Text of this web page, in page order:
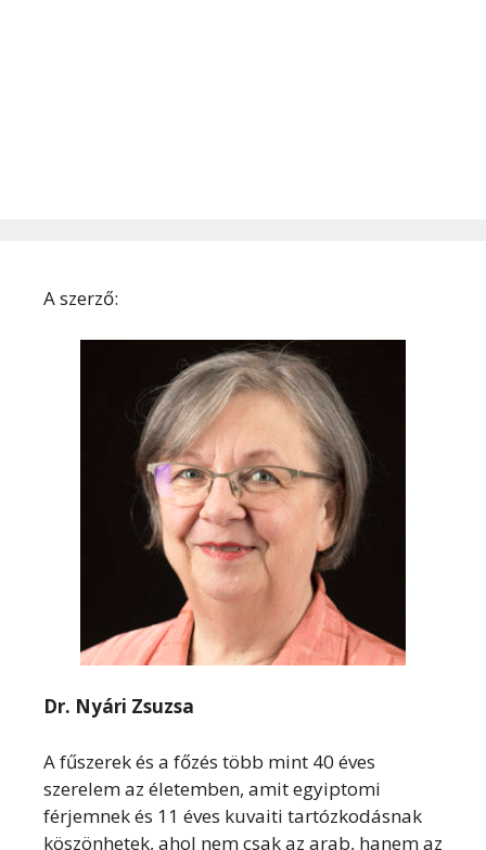
A szerző:
Dr. Nyári Zsuzsa
A fűszerek és a főzés több mint 40 éves
szerelem az életemben, amit egyiptomi
férjemnek és 11 éves kuvaiti tartózkodásnak
köszönhetek, ahol nem csak az arab, hanem az